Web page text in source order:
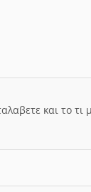
και το τι